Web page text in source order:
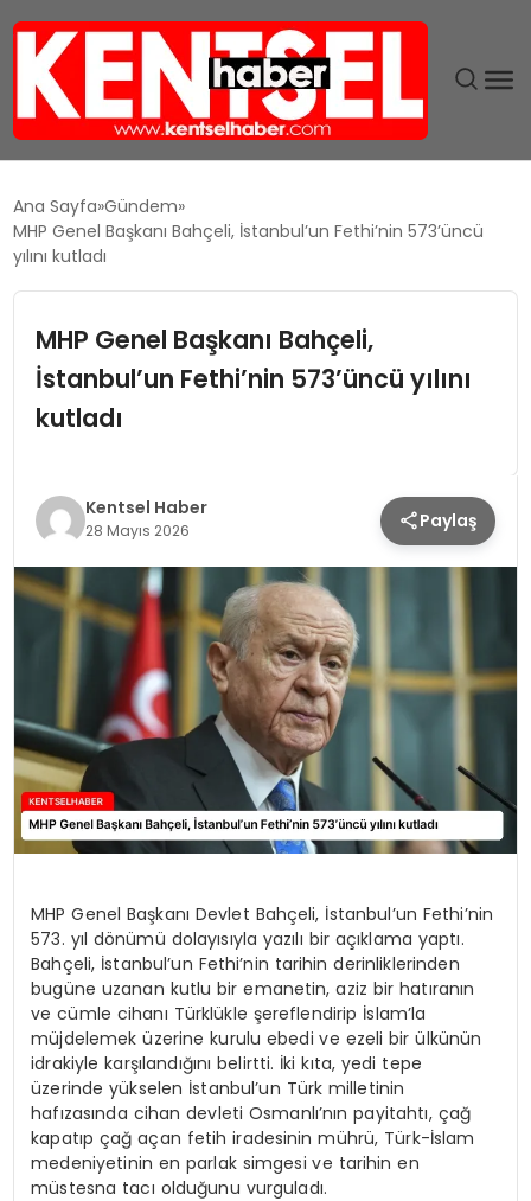
GÜNDEM
EĞITIM
MAGAZIN
KÜLTÜR & SANAT
Ana Sayfa Gündem
MHP Genel Başkanı Bahçeli, İstanbul’un Fethi’nin 573’üncü
yılını kutladı
MHP Genel Başkanı Bahçeli,
İstanbul’un Fethi’nin 573’üncü yılını
kutladı
Kentsel Haber
28 Mayıs 2026 Paylaş
MHP Genel Başkanı Devlet Bahçeli, İstanbul’un Fethi’nin
573. yıl dönümü dolayısıyla yazılı bir açıklama yaptı.
Bahçeli, İstanbul’un Fethi’nin tarihin derinliklerinden
bugüne uzanan kutlu bir emanetin, aziz bir hatıranın
ve cümle cihanı Türklükle şereflendirip İslam’la
müjdelemek üzerine kurulu ebedi ve ezeli bir ülkünün
idrakiyle karşılandığını belirtti. İki kıta, yedi tepe
üzerinde yükselen İstanbul’un Türk milletinin
hafızasında cihan devleti Osmanlı’nın payitahtı, çağ
kapatıp çağ açan fetih iradesinin mührü, Türk-İslam
medeniyetinin en parlak simgesi ve tarihin en
müstesna tacı olduğunu vurguladı.